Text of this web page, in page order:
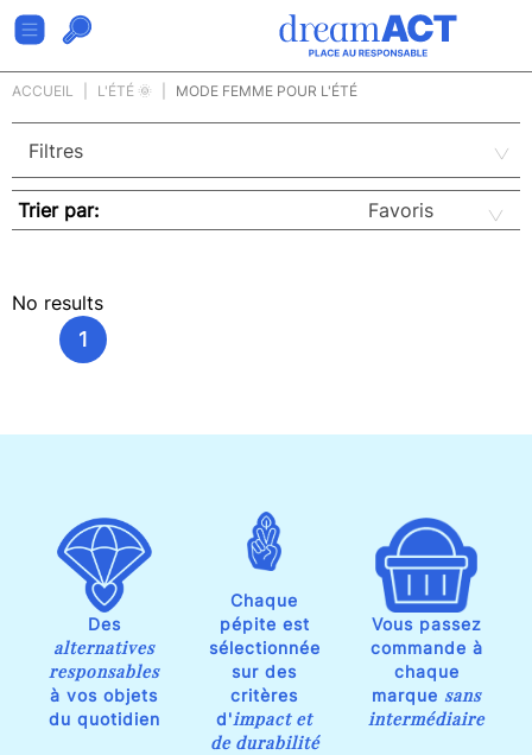
ACCUEIL L'ÉTÉ 🌞 MODE FEMME POUR L'ÉTÉ
Trier par:
No results
1
Des
alternatives
responsables
à vos objets
du quotidien
Chaque
pépite est
sélectionnée
sur des
critères
d'impact et
de durabilité
Vous passez
commande à
chaque
marque sans
intermédiaire